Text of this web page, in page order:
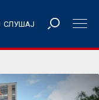
СЛУШАЈ